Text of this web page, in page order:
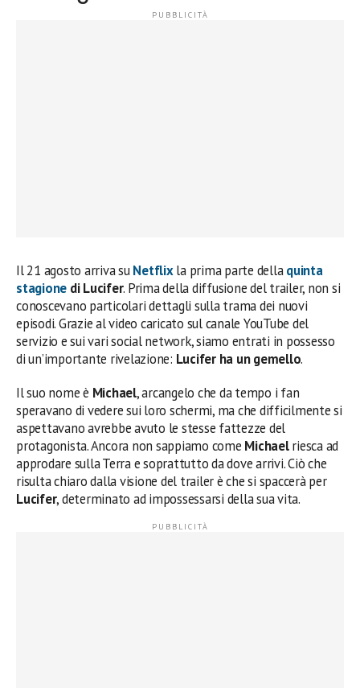
Il 21 agosto arriva suNetflixla prima parte dellaquinta
stagione di Lucifer. Prima della diffusione del trailer, non si
conoscevano particolari dettagli sulla trama dei nuovi
episodi. Grazie al video caricato sul canale YouTube del
servizio e sui vari social network, siamo entrati in possesso
di un’importante rivelazione: Lucifer ha un gemello.
Il suo nome è Michael, arcangelo che da tempo i fan
speravano di vedere sui loro schermi, ma che difficilmente si
aspettavano avrebbe avuto le stesse fattezze del
protagonista. Ancora non sappiamo come Michaelriesca ad
approdare sulla Terra e soprattutto da dove arrivi. Ciò che
risulta chiaro dalla visione del trailer è che si spaccerà per
Lucifer, determinato ad impossessarsi della sua vita.